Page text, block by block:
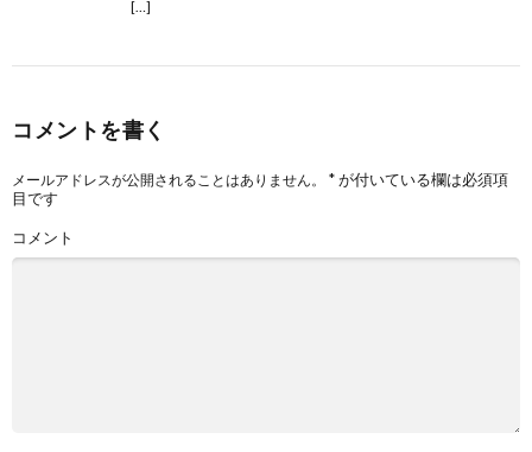
[…]
コメントを書く
メールアドレスが公開されることはありません。 *が付いている欄は必須項
目です
コメント